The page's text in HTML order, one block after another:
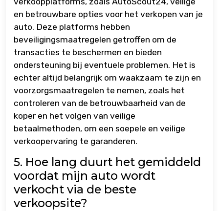
en betrouwbare opties voor het verkopen van je
auto. Deze platforms hebben
beveiligingsmaatregelen getroffen om de
transacties te beschermen en bieden
ondersteuning bij eventuele problemen. Het is
echter altijd belangrijk om waakzaam te zijn en
voorzorgsmaatregelen te nemen, zoals het
controleren van de betrouwbaarheid van de
koper en het volgen van veilige
betaalmethoden, om een soepele en veilige
verkoopervaring te garanderen.
5. Hoe lang duurt het gemiddeld
voordat mijn auto wordt
verkocht via de beste
verkoopsite?